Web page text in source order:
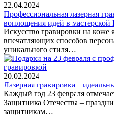
22.04.2024
Профессиональная лазерная
воплощения идей в мастерской
Искусство гравировки на коже
впечатляющих способов
уникального стиля…
20.02.2024
Лазерная гравировка –
Каждый год 23 февраля
Защитника Отечества –
защитникам…